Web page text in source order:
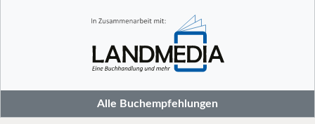
Alle Buchempfehlungen